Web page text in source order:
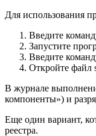
Для использования
Введите
Запустите
Введите
Откройте файл
В журнале
компоненты») и
Еще один вариант,
реестра.